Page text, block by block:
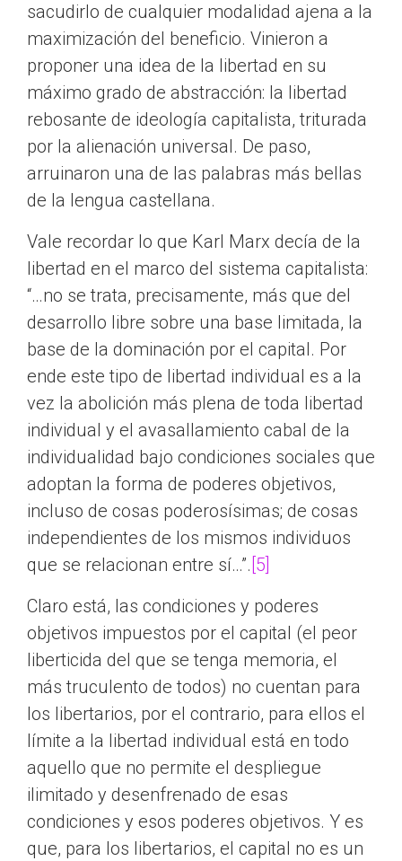
sacudirlo de cualquier modalidad ajena a la
maximización del beneficio. Vinieron a
proponer una idea de la libertad en su
máximo grado de abstracción: la libertad
rebosante de ideología capitalista, triturada
por la alienación universal. De paso,
arruinaron una de las palabras más bellas
de la lengua castellana.
Vale recordar lo que Karl Marx decía de la
libertad en el marco del sistema capitalista:
“…no se trata, precisamente, más que del
desarrollo libre sobre una base limitada, la
base de la dominación por el capital. Por
ende este tipo de libertad individual es a la
vez la abolición más plena de toda libertad
individual y el avasallamiento cabal de la
individualidad bajo condiciones sociales que
adoptan la forma de poderes objetivos,
incluso de cosas poderosísimas; de cosas
independientes de los mismos individuos
que se relacionan entre sí…”. [5]
Claro está, las condiciones y poderes
objetivos impuestos por el capital (el peor
liberticida del que se tenga memoria, el
más truculento de todos) no cuentan para
los libertarios, por el contrario, para ellos el
límite a la libertad individual está en todo
aquello que no permite el despliegue
ilimitado y desenfrenado de esas
condiciones y esos poderes objetivos. Y es
que, para los libertarios, el capital no es un